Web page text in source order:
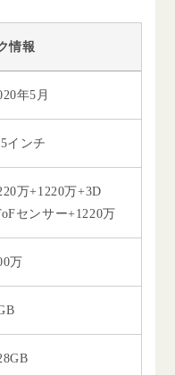
情報
年5月
インチ
万+1220万+3D
センサー+1220万
万